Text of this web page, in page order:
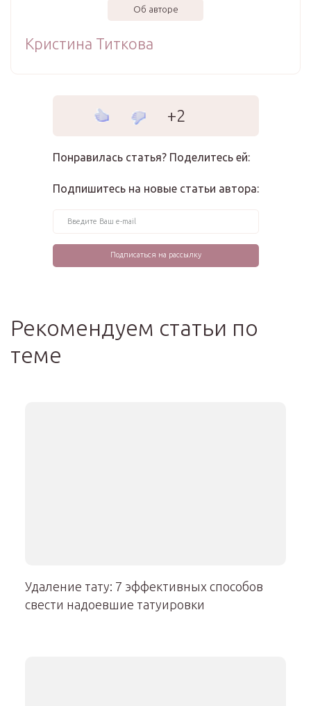
Об авторе
Кристина Титкова
+2
Понравилась статья? Поделитесь ей:
Подпишитесь на новые статьи автора:
Рекомендуем статьи по
теме
Удаление тату: 7 эффективных способов
свести надоевшие татуировки